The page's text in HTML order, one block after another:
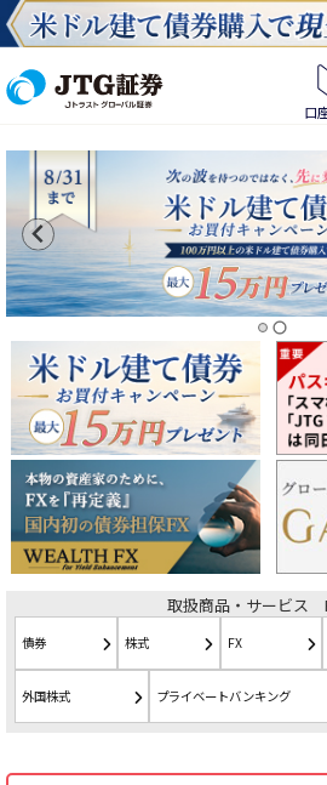
口
取扱商品・サービス
債券 株式 FX
外国株式 プライベートバンキング